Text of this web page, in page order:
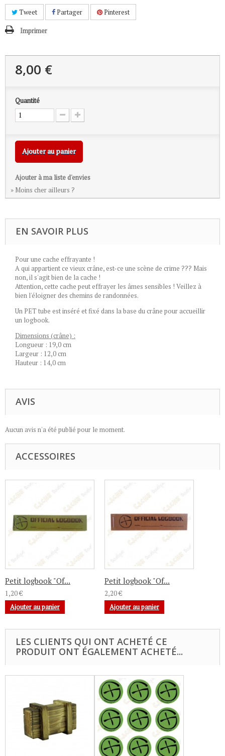
Tweet Partager Pinterest
Imprimer
8,00 €
Quantité
Ajouter au panier
Ajouter à ma liste d'envies
» Moins cher ailleurs ?
EN SAVOIR PLUS
Pour une cache effrayante !
A qui appartient ce vieux crâne, est-ce une scène de crime ??? Mais
non, il s'agit bien de la cache !
Attention, cette cache peut effrayer les âmes sensibles ! Veillez à
bien l'éloigner des chemins de randonnées.
Un PET tube est inséré et fixé dans la base du crâne pour accueillir
un logbook.
Dimensions (crâne) :
Longueur : 19,0 cm
Largeur : 12,0 cm
Hauteur : 14,0 cm
AVIS
Aucun avis n'a été publié pour le moment.
ACCESSOIRES
Petit logbook "Of...
1,20 €
Ajouter au panier
Petit logbook "Of...
2,20 €
Ajouter au panier
LES CLIENTS QUI ONT ACHETÉ CE
PRODUIT ONT ÉGALEMENT ACHETÉ...